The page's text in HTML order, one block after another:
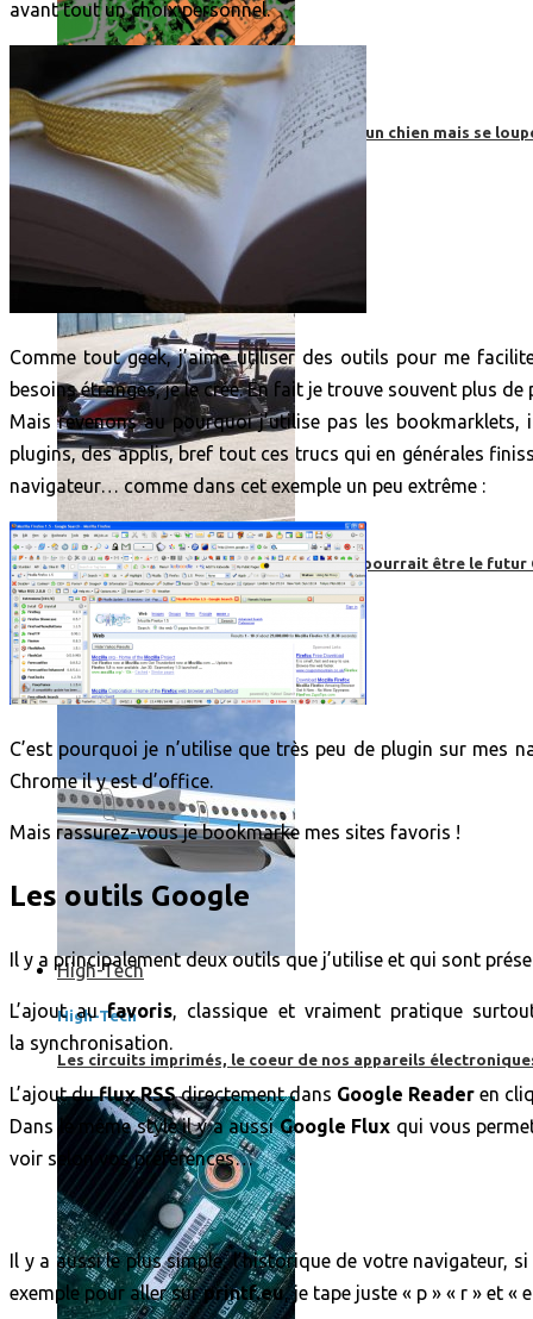
Roborace : une voiture autonome évite un chien mais se
Boom, cet avion de ligne supersonique pourrait être le futur
High-Tech
High-Tech
Les circuits imprimés, le coeur de nos appareils
avant tout un choix personnel.
Comme tout geek, j’aime utiliser des outils pour me
besoins étranges, je le crée. En fait je trouve souvent plus
Mais revenons au pourquoi j’utilise pas les
plugins, des applis, bref tout ces trucs qui en générales
navigateur… comme dans cet exemple un peu extrême :
C’est pourquoi je n’utilise que très peu de plugin sur mes
Chrome il y est d’office.
Mais rassurez-vous je bookmarke mes sites favoris !
Les outils Google
Il y a principalement deux outils que j’utilise et qui sont
L’ajout aufavoris, classique et vraiment pratique
la synchronisation.
L’ajout duflux RSSdirectement dans Google Reader en
Dans le même style il y a aussiGoogle Flux qui vous
voir selon vos préférences…
Il y a aussi le plus simple, l’historique de votre navigateur,
exemple pour aller surprintf.eu, je tape juste « p » « r » et